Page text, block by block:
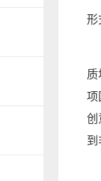
形
质
项
创
到